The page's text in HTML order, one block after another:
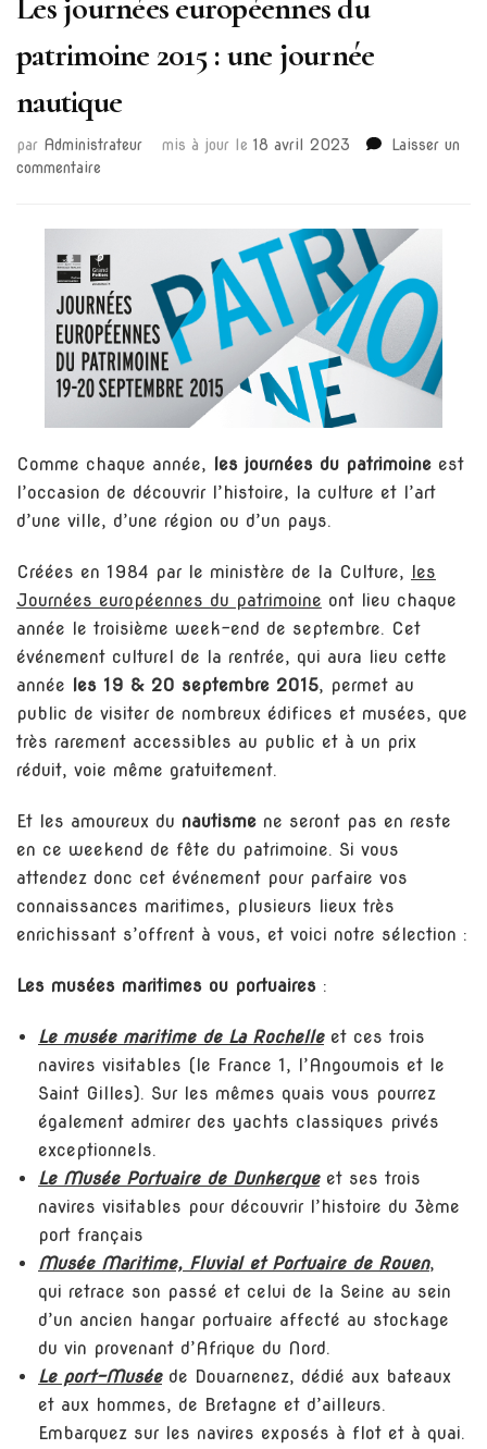
Les journées européennes du
patrimoine 2015 : une journée
nautique
par Administrateur mis à jour le 18 avril 2023
Laisser un
commentaire
du
patrimoine
2015
:
une
journée
nautique
Comme chaque année, les journées du patrimoine est
l’occasion de découvrir l’histoire, la culture et l’art
d’une ville, d’une région ou d’un pays.
Créées en 1984 par le ministère de la Culture, les
Journées européennes du patrimoine ont lieu chaque
année le troisième week-end de septembre. Cet
événement culturel de la rentrée, qui aura lieu cette
année les 19 & 20 septembre 2015, permet au
public de visiter de nombreux édifices et musées, que
très rarement accessibles au public et à un prix
réduit, voie même gratuitement.
Et les amoureux du nautisme ne seront pas en reste
en ce weekend de fête du patrimoine. Si vous
attendez donc cet événement pour parfaire vos
connaissances maritimes, plusieurs lieux très
enrichissant s’offrent à vous, et voici notre sélection :
Les musées maritimes ou portuaires :
Le musée maritime de La Rochelleet ces trois
navires visitables (le France 1, l’Angoumois et le
Saint Gilles). Sur les mêmes quais vous pourrez
également admirer des yachts classiques privés
exceptionnels.
Le Musée Portuaire de Dunkerqueet ses trois
navires visitables pour découvrir l’histoire du 3ème
port français
Musée Maritime, Fluvial et Portuaire de Rouen,
qui retrace son passé et celui de la Seine au sein
d’un ancien hangar portuaire affecté au stockage
du vin provenant d’Afrique du Nord.
Le port-Musée de Douarnenez, dédié aux bateaux
et aux hommes, de Bretagne et d’ailleurs.
Embarquez sur les navires exposés à flot et à quai.